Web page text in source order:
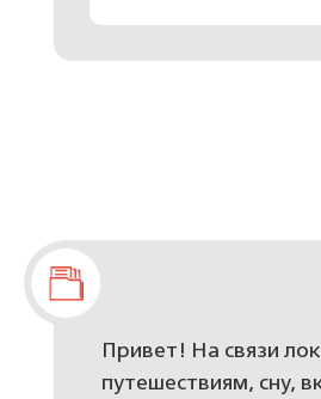
Привет! На связи
путешествиям, сну,